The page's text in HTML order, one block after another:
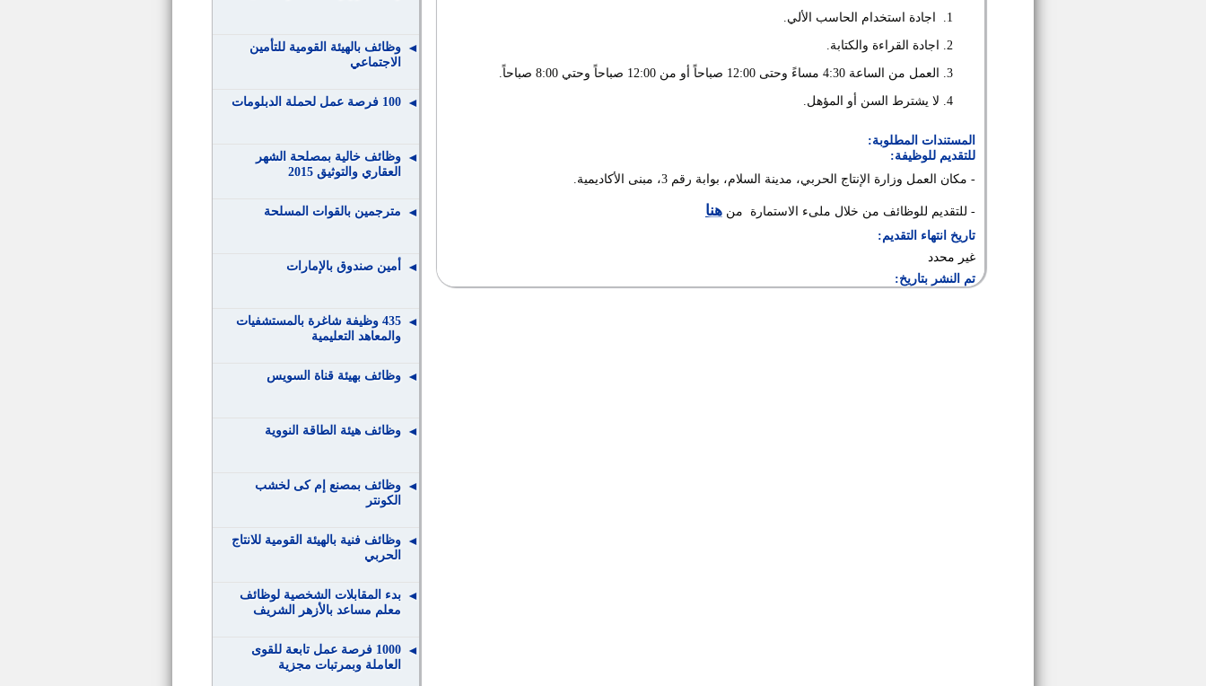
اجادة استخدام الحاسب الألي.
اجادة القراءة والكتابة.
العمل من الساعة 4:30 مساءً وحتى 12:00 صباحاً أو من 12:00 صباحاً وحتي 8:00 صباحاً.
لا يشترط السن أو المؤهل.
المستندات المطلوبة:
للتقديم للوظيفة:
- مكان العمل وزارة الإنتاج الحربي، مدينة السلام، بوابة رقم 3، مبنى الأكاديمية .
- للتقديم للوظائف من خلال ملىء الاستمارة من هنا
تاريخ انتهاء التقديم:
غير محدد
تم النشر بتاريخ:
وظائف بالهيئة القومية للتأمين
الاجتماعي
100 فرصة عمل لحملة الدبلومات
وظائف خالية بمصلحة الشهر
العقاري والتوثيق 2015
مترجمين بالقوات المسلحة
أمين صندوق بالإمارات
435 وظيفة شاغرة بالمستشفيات
والمعاهد التعليمية
وظائف بهيئة قناة السويس
وظائف هيئة الطاقة النووية
وظائف بمصنع إم كى لخشب
الكونتر
وظائف فنية بالهيئة القومية للانتاج
الحربي
بدء المقابلات الشخصية لوظائف
معلم مساعد بالأزهر الشريف
1000 فرصة عمل تابعة للقوى
العاملة وبمرتبات مجزية